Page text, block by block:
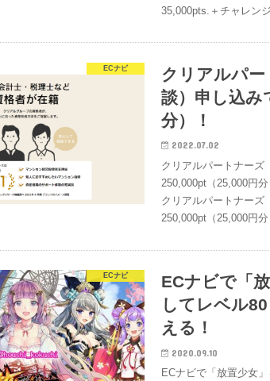
35,000pts.＋チャレン
ECナビ
クリアルパー
談）申し込み
分）！
2022.07.02
クリアルパートナーズ
250,000pt（25,000円
クリアルパートナーズ
250,000pt（25,000円
ECナビ
ECナビで「
してレベル
える！
2020.09.10
ECナビで「放置少女